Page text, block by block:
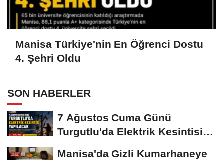
Manisa Türkiye'nin En Öğrenci Dostu
4. Şehri Oldu
SON HABERLER
7 Ağustos Cuma Günü
Turgutlu'da Elektrik Kesintisi
Manisa'da Gizli Kumarhaneye